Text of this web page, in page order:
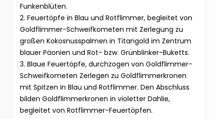
Funkenblüten.
2. Feuertöpfe in Blau und Rotflimmer, begleitet von
Goldflimmer-Schweifkometen mit Zerlegung zu
großen Kokosnusspalmen in Titangold im Zentrum
blauer Päonien und Rot- bzw. Grünblinker-Buketts.
3. Blaue Feuertöpfe, durchzogen von Goldflimmer-
Schweifkometen Zerlegen zu Goldflimmerkronen
mit Spitzen in Blau und Rotflimmer. Den Abschluss
bilden Goldflimmerkronen in violetter Dahlie,
begleitet von Rotflimmer-Feuertöpfen.